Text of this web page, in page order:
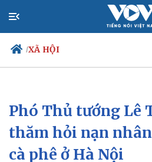
/XÃ HỘI
Chính trị
Đảng
Tổ chức nhân sự
Quốc hội
Xã
Phó Thủ tướng Lê
thăm hỏi nạn
cà phê ở Hà Nội